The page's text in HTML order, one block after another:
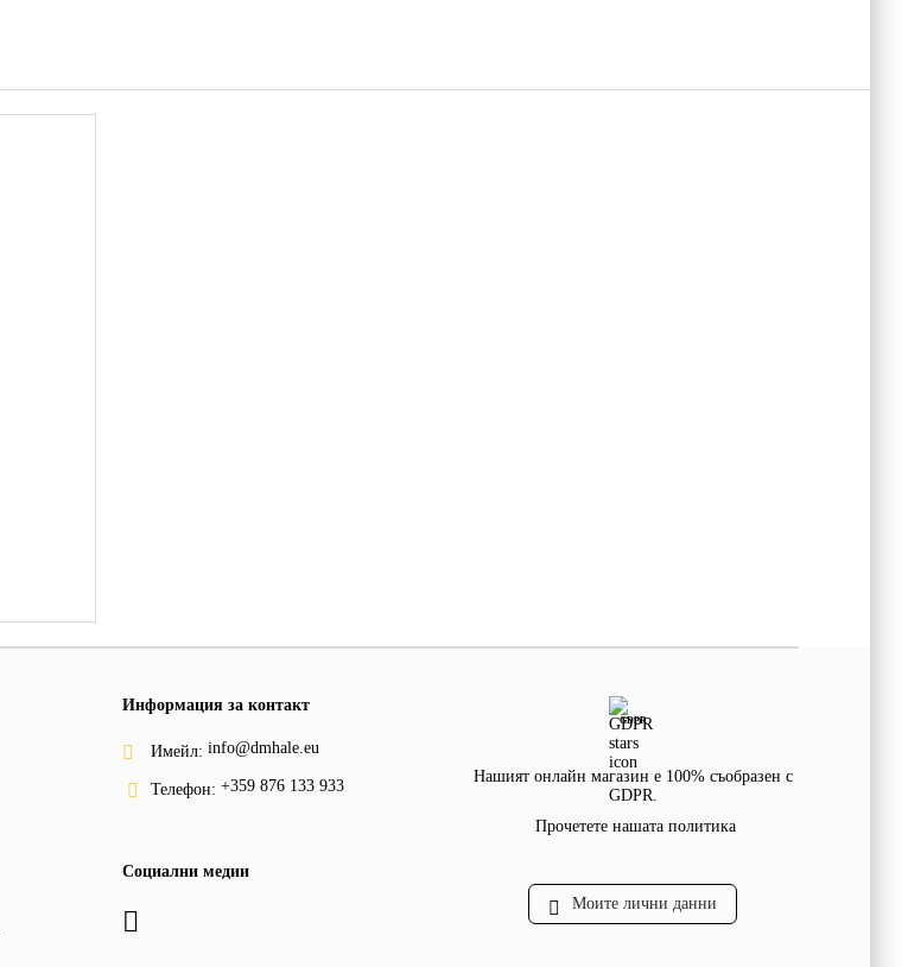
Информация за контакт
Имейл: info@dmhale.eu
Телефон: +359 876 133 933
Социални медии
GDPR
Нашият онлайн магазин е 100% съобразен с
GDPR.
Прочетете нашата политика
Моите лични данни